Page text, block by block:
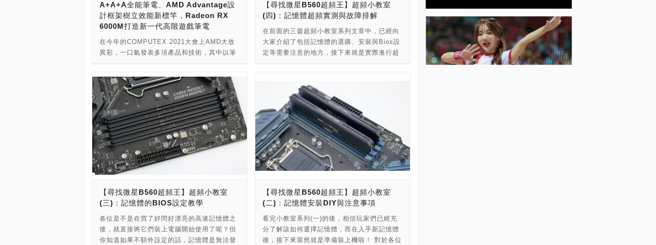
狗幣(Dogecoin)...等等，都是屬於「虛擬貨
幣」的一種，也就是不以實體形式，如紙鈔、
硬幣等方式發行貨幣，而僅以數位的方式存在
於網路空間中，也因為不存在實體，相關的買
賣行為也都必須透過程式，且幾乎都需要利用
束也較少，基本上是人人都可以發行，所以像
是線上遊戲中打怪掉落的金幣、手機遊戲用來
抽卡的魔法石，甚至是購買商品的回饋點數、
里程數，在廣義上也都屬於虛擬貨幣的行列。
然而並不是所有的虛擬貨幣都能稱之為「加密
貨幣」，唯有那些能夠從貨幣產出、交易到資
料歸檔都使用密碼學進行加密保護的虛擬貨幣
才能稱之為加密貨幣。同時因為經過複雜加密
處理的關係，這些貨幣普遍有著難以竄改、交
易認證程序繁瑣、倚賴大量電腦運算性能的特
性，使貨幣在網路世界中有著極高的安全性，
以此確保金融服務的可靠性。 比特幣(Bitcoin)
是中本聰(Satoshi Nakamoto)於2009年推出
的加密貨幣，它是第一款能夠讓所有人都參與
貨幣產出的加密貨幣，然而與現今造成晶片
荒、貨幣變成炒作商品的情況不同，比特幣最
FSR，能夠讓畫面在幾乎不失真的情況下，大
幅提升遊戲流暢性達59%以上，FPS更是可以
達到最高3倍的提升，你說、厲不厲害！ 那到
底這項FSR技術是啥東東呢？為何可以幫助玩
家提升這麼大的FPS呢？ 所謂的FSR技術，事
解析度來讓玩家在不需要特殊硬體配置下就能
提高遊戲上的幀數表現，就算開了光追也仍舊
能維持流暢的遊戲體驗，跟現有AMD自己就已
經內建的FidelityFX CAS類似，不過，FSR透
過演算法分析影像中的特徵並銳利化與強化細
緻度，讓畫面整體的視覺感更像原本高解析度
的畫質表現，算是更勝一籌的作法。 但這樣看
起來不就跟對手的DLSS相似了嗎？目的上是
過更複雜的方式來呈現效果需要GPU硬體搭配
才能運作，FSR的彈性就比較高了，透過遊戲
的支援就能夠讓玩家在遊戲上具備更高FPS的
流暢使用體驗以及高畫質與高解析度的視覺反
饋，這也使得開啟光追之後，玩家也能享受更
好的性能表現結果，甚至向下相容在舊有的顯
A+A+A全能筆電、AMD Advantage設
計框架樹立效能新標竿，Radeon RX
6000M打造新一代高階遊戲筆電
在今年的COMPUTEX 2021大會上AMD大放
異彩，一口氣發表多項產品和技術，其中以筆
AMD Advantage筆電設計框架以及能夠讓遊
戲體驗更為流暢的FidelityFX Super
Resolution等，要讓A+A+A平台筆電能像桌機
平台一樣發光發熱。 而在大會之後，AMD
Radeon遊戲解決方案架構長Frank Azor透過
線上說明會親自講述更多有關新一代筆電顯示
晶片的相關細節，以下就容小編為大家整理與
介紹說明會中各項內容重點吧！ 首先，先讓我
們來看看本次說明會的主角，Radeon RX
Radeon RX 6000一樣，新一代的筆電顯示晶
片採用了7nm製成的RDNA 2架構，搭配獨家
Infinite Cache技術，讓效能有著顯著的提
升。 此外，考量到筆電平台不像桌機平台那樣
可以隨時電力吃到飽，因此必須考慮到使用電
【尋找微星B560超頻王】超頻小教室
(四)：記憶體超頻實測與故障排解
在前面的三篇超頻小教室系列文章中，已經向
大家介紹了包括記憶體的選購、安裝與Bios設
定等需要注意的地方，接下來就是實際進行超
也對於效能實測的部分作介紹，另外順便和玩
家們分享記憶體速率、記憶體參數與實際效能
的差別，希望可以在參加活動有機會贏取大獎
之外，也能進一步的了解到如何透過記憶體的
超頻與選擇正確的頻率運作來讓整體的效能更
加的提升，當然，好馬要配好鞍，選擇功能與
效能皆具備的優良主機板更是不可或缺，還沒
入手MSI B560主機板的朋友可得趕快下單
了。 ★還沒參加的朋友看這裡→活動直通車
BIOS設定的操作方式直接進入主機板的BIOS
中對記憶體相關參數進行微調，只不過玩家可
以先依照優先順序分別為：時脈、電壓、CL值
等項目來做調整。 一般來說，第一次插入記憶
體時，如果記憶體有支援XMP功能的話，進入
【尋找微星B560超頻王】超頻小教室
(三)：記憶體的BIOS設定教學
各位是不是在買了好閃好漂亮的高速記憶體之
後，就直接將它們裝上電腦開始使用了呢？但
你知道如果不額外設定的話，記憶體是無法發
【尋找微星B560超頻王】超頻小教室
(二)：記憶體安裝DIY與注意事項
看完小教室系列(一)的後，相信玩家們已經充
分了解該如何選擇記憶體，而在入手新記憶體
後，接下來當然就是準備裝上機啦！ 對於各位